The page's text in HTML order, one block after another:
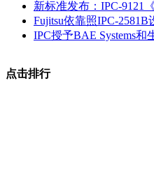
新标准发布：IPC-9121
Fujitsu依靠照IPC-
IPC授予BAE Systems
点击排行